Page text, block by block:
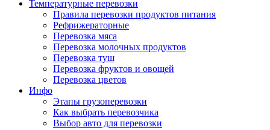
Температурные перевозки
Правила перевозки продуктов питания
Рефрижераторные
Перевозка мяса
Перевозка молочных продуктов
Перевозка туш
Перевозка фруктов и овощей
Перевозка цветов
Инфо
Этапы грузоперевозки
Как выбрать перевозчика
Выбор авто для перевозки